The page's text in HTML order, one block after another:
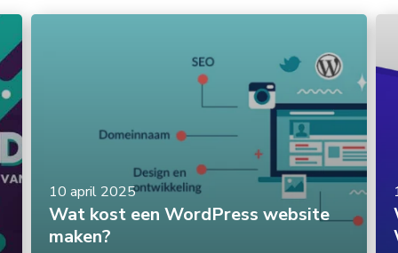
10 april 2025
Wat kost een WordPress website
maken?